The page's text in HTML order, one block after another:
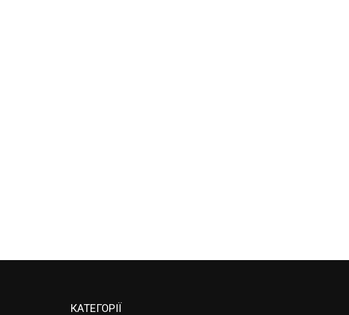
КАТЕГОРІЇ